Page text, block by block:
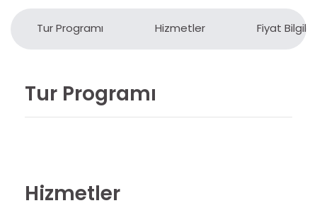
Tur Programı Hizmetler Fiyat
Tur Programı
Hizmetler